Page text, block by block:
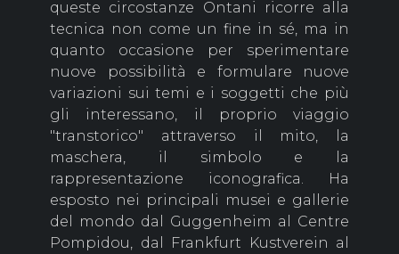
queste circostanze Ontani ricorre alla
tecnica non come un fine in sé, ma in
quanto occasione per sperimentare
nuove possibilità e formulare nuove
variazioni sui temi e i soggetti che più
gli interessano, il proprio viaggio
"transtorico" attraverso il mito, la
maschera, il simbolo e la
rappresentazione iconografica. Ha
esposto nei principali musei e gallerie
del mondo dal Guggenheim al Centre
Pompidou, dal Frankfurt Kustverein al